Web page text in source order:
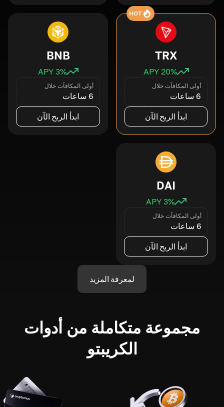
HOT
TRX
20% APY
أولى المكافآت خلال
6 ساعات
ابدأ الربح الآن
BNB
3% APY
أولى المكافآت خلال
6 ساعات
ابدأ الربح الآن
DAI
3% APY
أولى المكافآت خلال
6 ساعات
ابدأ الربح الآن
لمعرفة المزيد
مجموعة متكاملة من أدوات
الكريبتو